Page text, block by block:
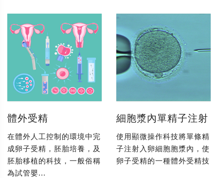
體外受精
在體外人工控制的環境中完
成卵子受精，胚胎培養，及
胚胎移植的科技，一般俗稱
為試管嬰...
細胞漿內單精子注射
使用顯微操作科技將單條精
子注射入卵細胞胞漿內，使
卵子受精的一種體外受精技